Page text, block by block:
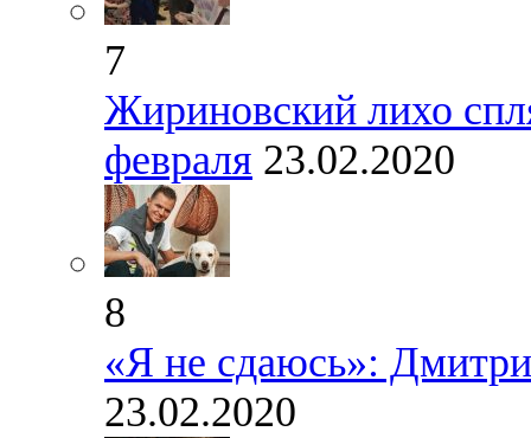
7
Жириновский лихо
февраля 23.02.2020
8
«Я не сдаюсь»:
23.02.2020